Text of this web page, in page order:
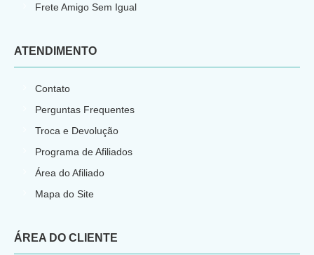
Frete Amigo Sem Igual
ATENDIMENTO
Contato
Perguntas Frequentes
Troca e Devolução
Programa de Afiliados
Área do Afiliado
Mapa do Site
ÁREA DO CLIENTE